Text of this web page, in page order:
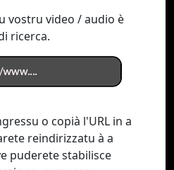
vostru video / audio è
ricerca.
o copià l'URL in a
reindirizzatu à a
puderete stabilisce